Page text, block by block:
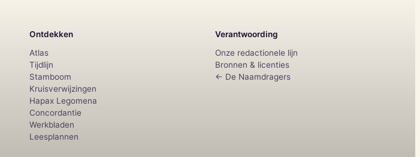
Ontdekken
Atlas
Tijdlijn
Stamboom
Kruisverwijzingen
Hapax Legomena
Concordantie
Werkbladen
Leesplannen
Verantwoording
Onze redactionele lijn
Bronnen & licenties
← De Naamdragers